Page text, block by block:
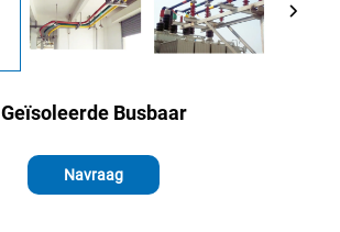
Geïsoleerde Busbaar
Navraag